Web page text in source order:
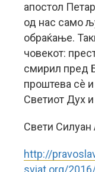
апостол
од нас само
обраќање.
човекот:
смирил пред
проштева сè и
Светиот Дух
Свети Силуан
http://
sviat.org/